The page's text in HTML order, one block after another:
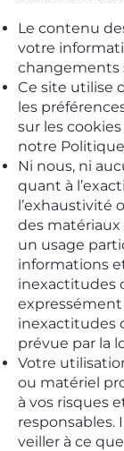
Le contenu
votre
changements
Ce site utilise
les
sur les
notre
Ni nous, ni
quant à
l’exhaustivité
des
un usage
informations
inexactitudes
inexactitudes
prévue par la
Votre
ou matériel
à vos risques
responsables.
veiller à ce